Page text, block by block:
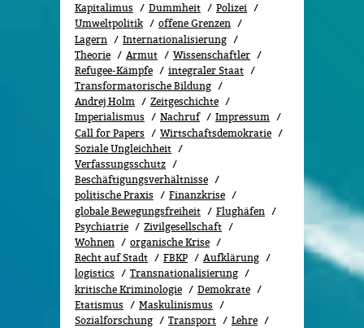
Kapitalimus
Dummheit
Polizei
Umweltpolitik
offene Grenzen
Lagern
Internationalisierung
Theorie
Armut
Wissenschaftler
Refugee-Kämpfe
integraler Staat
Transformatorische Bildung
Andrej Holm
Zeitgeschichte
Imperialismus
Nachruf
Impressum
Call for Papers
Wirtschaftsdemokratie
Soziale Ungleichheit
Verfassungsschutz
Beschäftigungsverhältnisse
politische Praxis
Finanzkrise
globale Bewegungsfreiheit
Flughäfen
Psychiatrie
Zivilgesellschaft
Wohnen
organische Krise
Recht auf Stadt
FBKP
Aufklärung
logistics
Transnationalisierung
kritische Kriminologie
Demokrate
Etatismus
Maskulinismus
Sozialforschung
Transport
Lehre